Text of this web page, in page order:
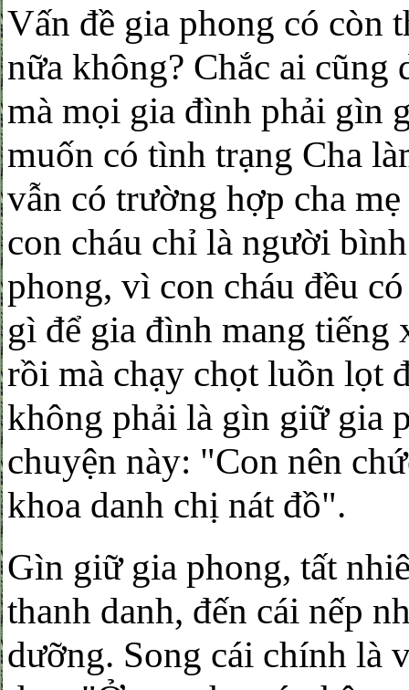
Vấn đề gia phong có còn
nữa không? Chắc ai cũng
mà mọi gia đình phải gìn
muốn có tình trạng Cha
vẫn có trường hợp cha
con cháu chỉ là người
phong, vì con cháu đều
gì để gia đình mang tiếng
rồi mà chạy chọt luồn lọt
không phải là gìn giữ gia
chuyện này: "Con nên
khoa danh chị nát đồ".
Gìn giữ gia phong, tất
thanh danh, đến cái nếp
dưỡng. Song cái chính là